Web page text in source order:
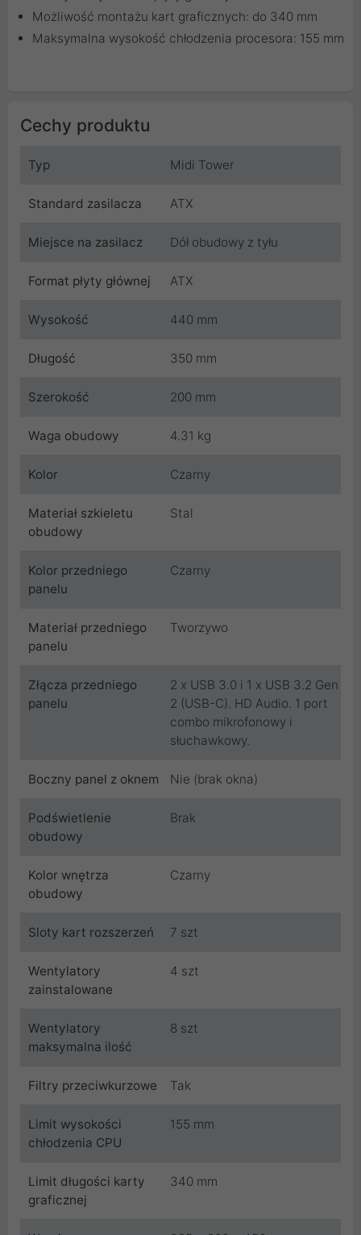
Możliwość montażu kart graficznych: do 340 mm
Maksymalna wysokość chłodzenia procesora: 155 mm
Cechy produktu
Typ Midi Tower
Standard zasilacza ATX
Miejsce na zasilacz Dół obudowy z tyłu
Format płyty głównej ATX
Wysokość 440 mm
Długość 350 mm
Szerokość 200 mm
Waga obudowy 4.31 kg
Kolor Czarny
Materiał szkieletu
obudowy
Stal
Kolor przedniego
panelu
Czarny
Materiał przedniego
panelu
Tworzywo
Złącza przedniego
panelu
2 x USB 3.0 i 1 x USB 3.2 Gen
2 (USB-C). HD Audio. 1 port
combo mikrofonowy i
słuchawkowy.
Boczny panel z oknem Nie (brak okna)
Podświetlenie
obudowy
Brak
Kolor wnętrza
obudowy
Czarny
Sloty kart rozszerzeń 7 szt
Wentylatory
zainstalowane
4 szt
Wentylatory
maksymalna ilość
8 szt
Filtry przeciwkurzowe Tak
Limit wysokości
chłodzenia CPU
155 mm
Limit długości karty
graficznej
340 mm